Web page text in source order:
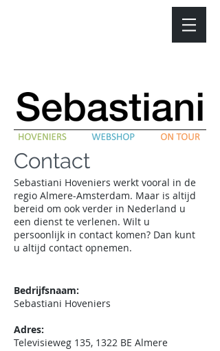
Contact
Sebastiani Hoveniers werkt vooral in de
regio Almere-Amsterdam. Maar is altijd
bereid om ook verder in Nederland u
een dienst te verlenen. Wilt u
persoonlijk in contact komen? Dan kunt
u altijd contact opnemen.
Bedrijfsnaam:
Sebastiani Hoveniers
Adres:
Televisieweg 135, 1322 BE Almere